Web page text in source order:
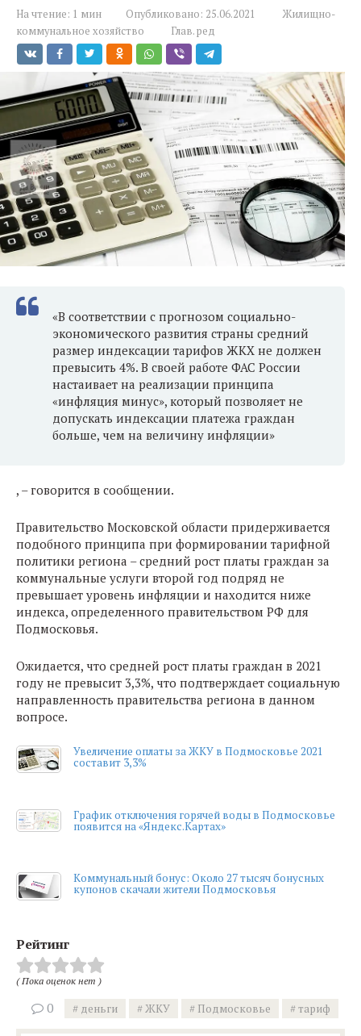
На чтение: 1 мин Опубликовано: 25.06.2021
Жилищно-
коммунальное хозяйство
Глав. ред
«В соответствии с прогнозом социально-
экономического развития страны средний
размер индексации тарифов ЖКХ не должен
превысить 4%. В своей работе ФАС России
настаивает на реализации принципа
«инфляция минус», который позволяет не
допускать индексации платежа граждан
больше, чем на величину инфляции»
, – говорится в сообщении.
Правительство Московской области придерживается
подобного принципа при формировании тарифной
политики региона – средний рост платы граждан за
коммунальные услуги второй год подряд не
превышает уровень инфляции и находится ниже
индекса, определенного правительством РФ для
Подмосковья.
Ожидается, что средней рост платы граждан в 2021
году не превысит 3,3%, что подтверждает социальную
направленность правительства региона в данном
вопросе.
Увеличение оплаты за ЖКУ в Подмосковье 2021
составит 3,3%
График отключения горячей воды в Подмосковье
появится на «Яндекс.Картах»
Коммунальный бонус: Около 27 тысяч бонусных
купонов скачали жители Подмосковья
Рейтинг
( Пока оценок нет )
0 деньги ЖКУ Подмосковье тариф